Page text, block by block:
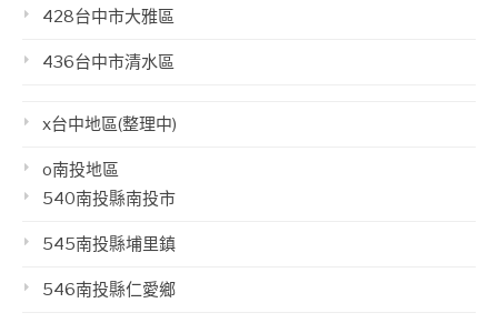
428台中市大雅區
436台中市清水區
x台中地區(整理中)
o南投地區
540南投縣南投市
545南投縣埔里鎮
546南投縣仁愛鄉